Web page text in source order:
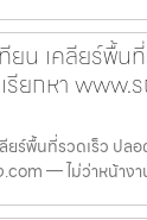
น เคลียร์พื้น
ยกหา www.
ร์พื้นที่รวดเร็ว ปล
.com — ไม่ว่าหน้าง